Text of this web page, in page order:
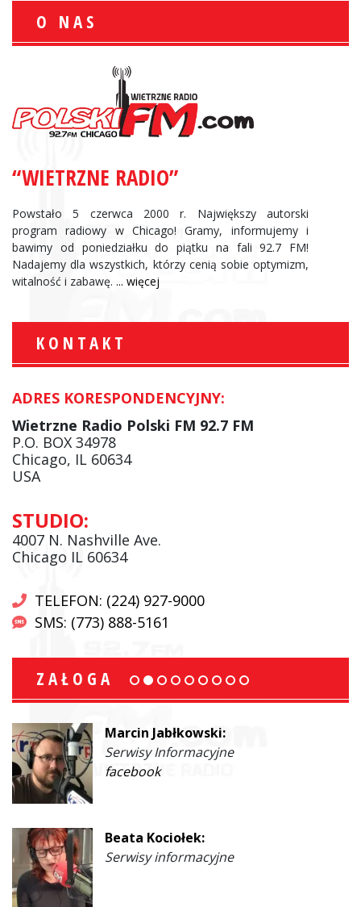
O NAS
“WIETRZNE RADIO”
Powstało 5 czerwca 2000 r. Największy autorski
program radiowy w Chicago! Gramy, informujemy i
bawimy od poniedziałku do piątku na fali 92.7 FM!
Nadajemy dla wszystkich, którzy cenią sobie optymizm,
witalność i zabawę. ... więcej
KONTAKT
ADRES KORESPONDENCYJNY:
Wietrzne Radio Polski FM 92.7 FM
P.O. BOX 34978
Chicago, IL 60634
USA
STUDIO:
4007 N. Nashville Ave.
Chicago IL 60634
TELEFON: (224) 927-9000
SMS: (773) 888-5161
ZAŁOGA
Marcin Jabłkowski:
Serwisy Informacyjne
facebook
Beata Kociołek:
Serwisy informacyjne